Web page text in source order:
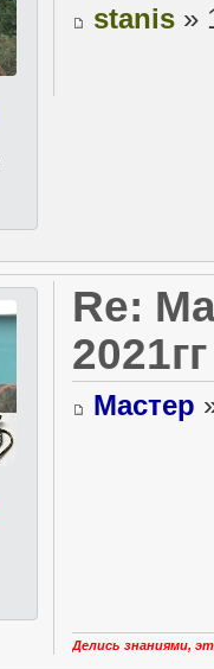
stanis »
Re:
2021гг
Мастер
Делись знаниями,